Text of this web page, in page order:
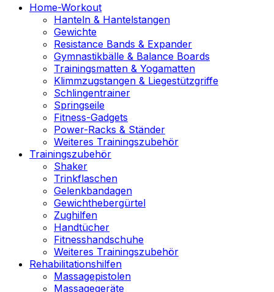
Home-Workout
Hanteln & Hantelstangen
Gewichte
Resistance Bands & Expander
Gymnastikbälle & Balance Boards
Trainingsmatten & Yogamatten
Klimmzugstangen & Liegestützgriffe
Schlingentrainer
Springseile
Fitness-Gadgets
Power-Racks & Ständer
Weiteres Trainingszubehör
Trainingszubehör
Shaker
Trinkflaschen
Gelenkbandagen
Gewichthebergürtel
Zughilfen
Handtücher
Fitnesshandschuhe
Weiteres Trainingszubehör
Rehabilitationshilfen
Massagepistolen
Massagegeräte